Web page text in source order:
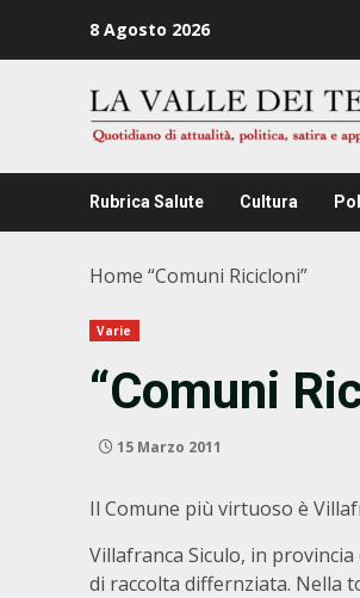
8 Agosto 2026
Rubrica Salute Cultura
Home “Comuni Ricicloni”
Varie
“Comuni
15 Marzo 2011
Il Comune più virtuoso è
Villafranca Siculo, in
di raccolta differnziata. Nella